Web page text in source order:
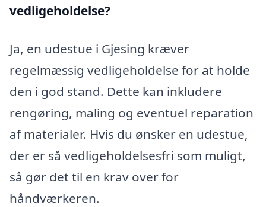
vedligeholdelse?
Ja, en udestue i Gjesing kræver
regelmæssig vedligeholdelse for at holde
den i god stand. Dette kan inkludere
rengøring, maling og eventuel reparation
af materialer. Hvis du ønsker en udestue,
der er så vedligeholdelsesfri som muligt,
så gør det til en krav over for
håndværkeren.